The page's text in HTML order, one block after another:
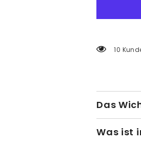
Zahlen
11
Das
Was ist